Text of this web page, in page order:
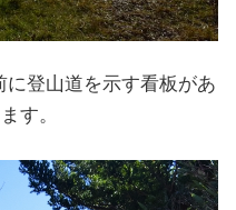
登山道を示す看板があ
す。